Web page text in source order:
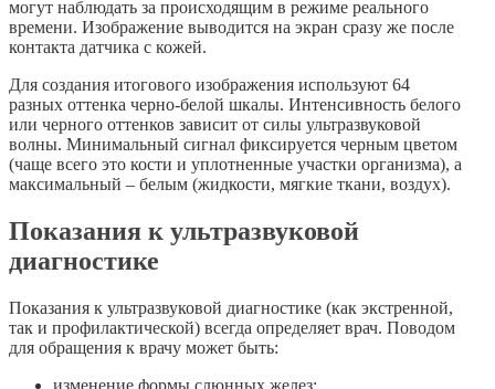
могут наблюдать за происходящим в режиме реального
времени. Изображение выводится на экран сразу же после
контакта датчика с кожей.
Для создания итогового изображения используют 64
разных оттенка черно-белой шкалы. Интенсивность белого
или черного оттенков зависит от силы ультразвуковой
волны. Минимальный сигнал фиксируется черным цветом
(чаще всего это кости и уплотненные участки организма), а
максимальный – белым (жидкости, мягкие ткани, воздух).
Показания к ультразвуковой
диагностике
Показания к ультразвуковой диагностике (как экстренной,
так и профилактической) всегда определяет врач. Поводом
для обращения к врачу может быть:
изменение формы слюнных желез;